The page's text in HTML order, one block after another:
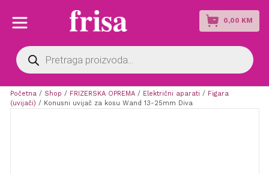
0,00 KM
Products
search
Početna / Shop / FRIZERSKA OPREMA/ Električni aparati / Figara
(uvijači) / Konusni uvijač za kosu Wand 13-25mm Diva